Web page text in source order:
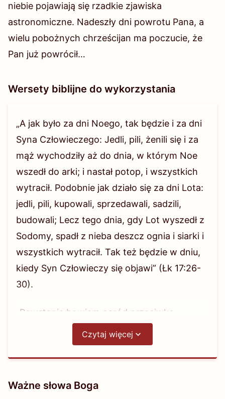
niebie pojawiają się rzadkie zjawiska
astronomiczne. Nadeszły dni powrotu Pana, a
wielu pobożnych chrześcijan ma poczucie, że
Pan już powrócił…
Wersety biblijne do wykorzystania
„A jak było za dni Noego, tak będzie i za dni
Syna Człowieczego: Jedli, pili, żenili się i za
mąż wychodziły aż do dnia, w którym Noe
wszedł do arki; i nastał potop, i wszystkich
wytracił. Podobnie jak działo się za dni Lota:
jedli, pili, kupowali, sprzedawali, sadzili,
budowali; Lecz tego dnia, gdy Lot wyszedł z
Sodomy, spadł z nieba deszcz ognia i siarki i
wszystkich wytracił. Tak też będzie w dniu,
kiedy Syn Człowieczy się objawi” (Łk 17:26-
30).
„Powstanie bowiem naród przeciwko
będzie głód, zaraza i trzęsienia ziemi
miejscami. Lecz to wszystko jest początkiem
Czytaj więcej
Ważne słowa Boga